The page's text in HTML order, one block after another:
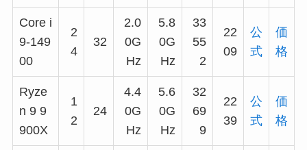
Core i
9-149
00
2
4
32
2.0
0G
Hz
5.8
0G
Hz
33
55
2
22
09
公
式
価
格
Ryze
n 9 9
900X
1
2
24
4.4
0G
Hz
5.6
0G
Hz
32
69
9
22
39
公
式
価
格